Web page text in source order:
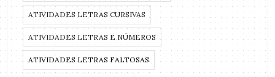
ATIVIDADES LETRAS CURSIVAS
ATIVIDADES LETRAS E NÚMEROS
ATIVIDADES LETRAS FALTOSAS